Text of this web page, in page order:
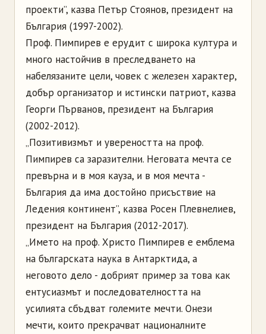
проекти”, казва Петър Стоянов, президент на
България (1997-2002).
Проф. Пимпирев е ерудит с широка култура и
много настойчив в преследването на
набелязаните цели, човек с железен характер,
добър организатор и истински патриот, казва
Георги Първанов, президент на България
(2002-2012).
„Позитивизмът и увереността на проф.
Пимпирев са заразителни. Неговата мечта се
превърна и в моя кауза, и в моя мечта -
България да има достойно присъствие на
Ледения континент”, казва Росен Плевнелиев,
президент на България (2012-2017).
„Името на проф. Христо Пимпирев е емблема
на българската наука в Антарктида, а
неговото дело - добрият пример за това как
ентусиазмът и последователността на
усилията сбъдват големите мечти. Онези
мечти, които прекрачват националните